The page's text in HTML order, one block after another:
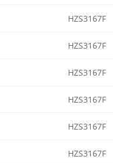
HZS3167F
HZS3167F
HZS3167F
HZS3167F
HZS3167F
HZS3167F